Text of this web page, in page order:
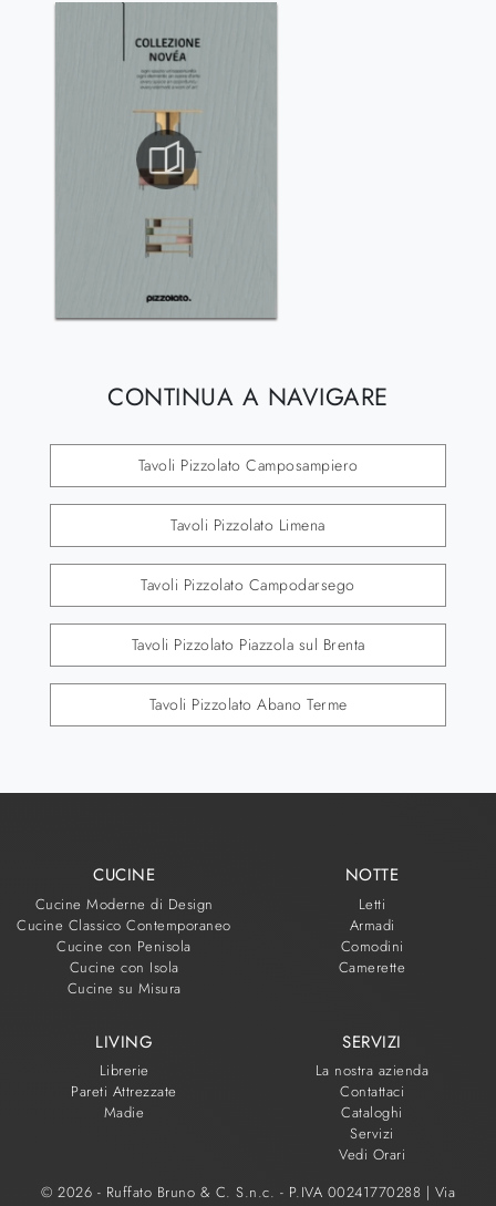
CONTINUA A NAVIGARE
Tavoli Pizzolato Camposampiero
Tavoli Pizzolato Limena
Tavoli Pizzolato Campodarsego
Tavoli Pizzolato Piazzola sul Brenta
Tavoli Pizzolato Abano Terme
CUCINE
Cucine Moderne di Design
Cucine Classico Contemporaneo
Cucine con Penisola
Cucine con Isola
Cucine su Misura
NOTTE
Letti
Armadi
Comodini
Camerette
LIVING
Librerie
Pareti Attrezzate
Madie
SERVIZI
La nostra azienda
Contattaci
Cataloghi
Servizi
Vedi Orari
© 2026 - Ruffato Bruno & C. S.n.c. - P.IVA 00241770288 | Via